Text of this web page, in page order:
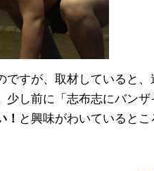
ですが、取材していると
少し前に「志布志にバン
！ と興味がわいているとこ